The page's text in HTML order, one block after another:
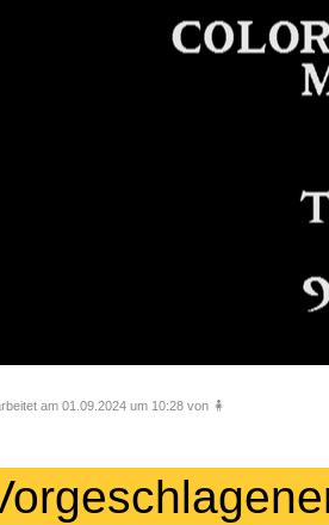
am 01.09.2024 um 10:28 von 🧍